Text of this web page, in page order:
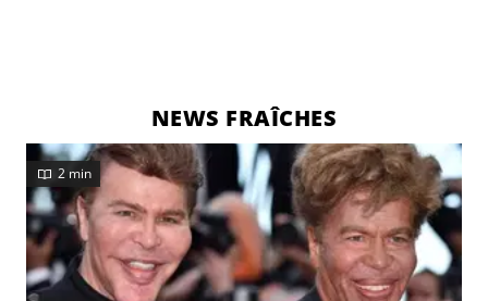
NEWS FRAÎCHES
2 min